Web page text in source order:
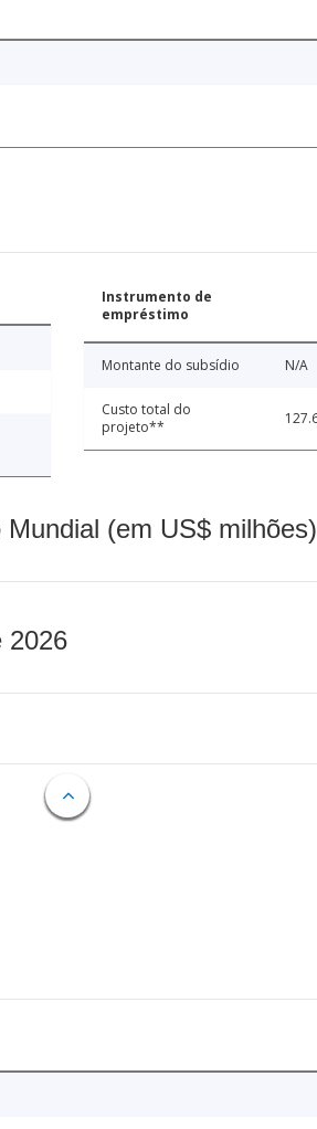
Instrumento de
empréstimo
Montante do subsídio N/A
Custo total do
projeto**
(em US$
2026